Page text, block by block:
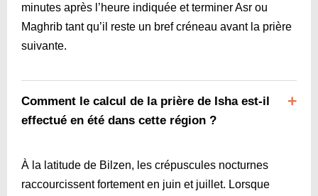
minutes après l’heure indiquée et terminer Asr ou
Maghrib tant qu’il reste un bref créneau avant la prière
suivante.
Comment le calcul de la prière de Isha est-il
effectué en été dans cette région ?
À la latitude de Bilzen, les crépuscules nocturnes
raccourcissent fortement en juin et juillet. Lorsque